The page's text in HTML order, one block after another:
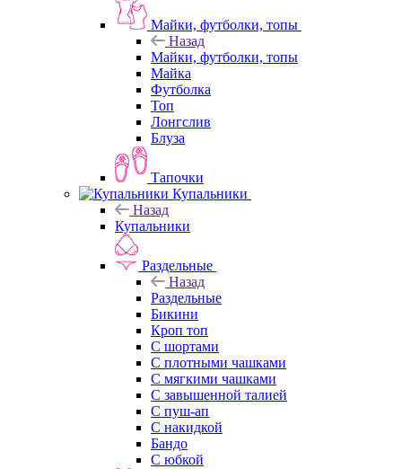
Майки, футболки, топы
Назад
Майки, футболки, топы
Майка
Футболка
Топ
Лонгслив
Блуза
Тапочки
Купальники
Назад
Купальники
Раздельные
Назад
Раздельные
Бикини
Кроп топ
С шортами
С плотными чашками
С мягкими чашками
С завышенной талией
С пуш-ап
С накидкой
Бандо
С юбкой